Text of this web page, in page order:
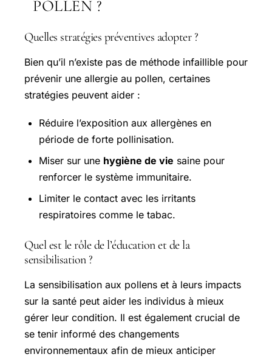
POLLEN ?
Quelles stratégies préventives adopter ?
Bien qu’il n’existe pas de méthode infaillible pour
prévenir une allergie au pollen, certaines
stratégies peuvent aider :
Réduire l’exposition aux allergènes en
période de forte pollinisation.
Miser sur une hygiène de vie saine pour
renforcer le système immunitaire.
Limiter le contact avec les irritants
respiratoires comme le tabac.
Quel est le rôle de l’éducation et de la
sensibilisation ?
La sensibilisation aux pollens et à leurs impacts
sur la santé peut aider les individus à mieux
gérer leur condition. Il est également crucial de
se tenir informé des changements
environnementaux afin de mieux anticiper